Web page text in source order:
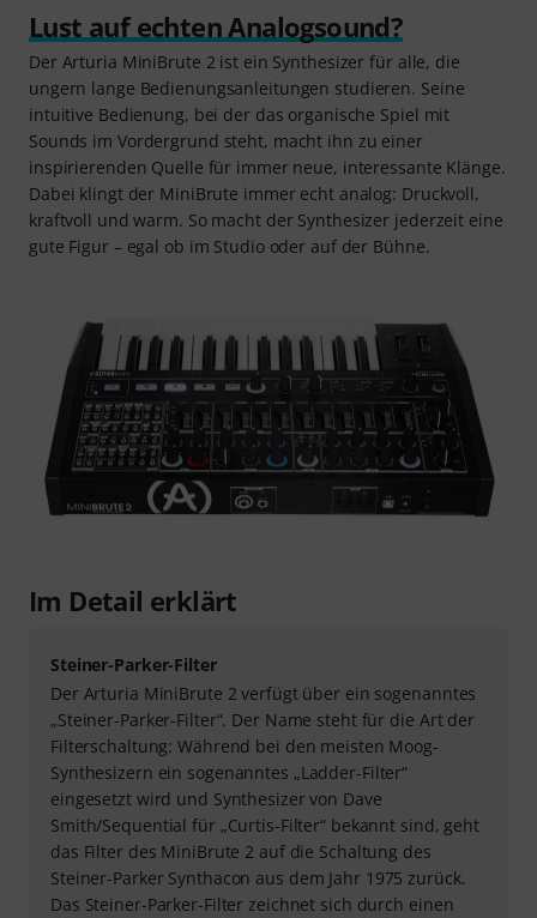
Lust auf echten Analogsound?
Der Arturia MiniBrute 2 ist ein Synthesizer für alle, die
ungern lange Bedienungsanleitungen studieren. Seine
intuitive Bedienung, bei der das organische Spiel mit
Sounds im Vordergrund steht, macht ihn zu einer
inspirierenden Quelle für immer neue, interessante Klänge.
Dabei klingt der MiniBrute immer echt analog: Druckvoll,
kraftvoll und warm. So macht der Synthesizer jederzeit eine
gute Figur – egal ob im Studio oder auf der Bühne.
Im Detail erklärt
Steiner-Parker-Filter
Der Arturia MiniBrute 2 verfügt über ein sogenanntes
„Steiner-Parker-Filter“. Der Name steht für die Art der
Filterschaltung: Während bei den meisten Moog-
Synthesizern ein sogenanntes „Ladder-Filter“
eingesetzt wird und Synthesizer von Dave
Smith/Sequential für „Curtis-Filter“ bekannt sind, geht
das Filter des MiniBrute 2 auf die Schaltung des
Steiner-Parker Synthacon aus dem Jahr 1975 zurück.
Das Steiner-Parker-Filter zeichnet sich durch einen